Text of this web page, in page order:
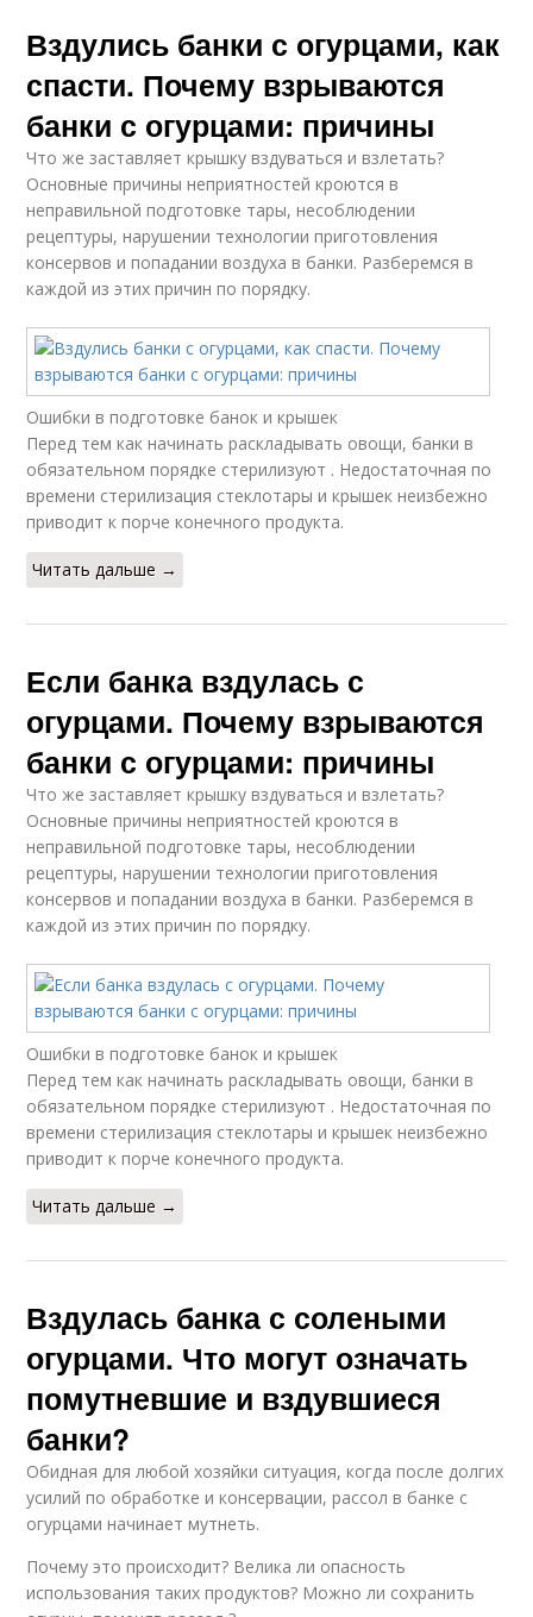
Вздулись банки с огурцами, как
спасти. Почему взрываются
банки с огурцами: причины
Что же заставляет крышку вздуваться и взлетать?
Основные причины неприятностей кроются в
неправильной подготовке тары, несоблюдении
рецептуры, нарушении технологии приготовления
консервов и попадании воздуха в банки. Разберемся в
каждой из этих причин по порядку.
Ошибки в подготовке банок и крышек
Перед тем как начинать раскладывать овощи, банки в
обязательном порядке стерилизуют . Недостаточная по
времени стерилизация стеклотары и крышек неизбежно
приводит к порче конечного продукта.
Читать дальше →
Если банка вздулась с
огурцами. Почему взрываются
банки с огурцами: причины
Что же заставляет крышку вздуваться и взлетать?
Основные причины неприятностей кроются в
неправильной подготовке тары, несоблюдении
рецептуры, нарушении технологии приготовления
консервов и попадании воздуха в банки. Разберемся в
каждой из этих причин по порядку.
Ошибки в подготовке банок и крышек
Перед тем как начинать раскладывать овощи, банки в
обязательном порядке стерилизуют . Недостаточная по
времени стерилизация стеклотары и крышек неизбежно
приводит к порче конечного продукта.
Читать дальше →
Вздулась банка с солеными
огурцами. Что могут означать
помутневшие и вздувшиеся
банки?
Обидная для любой хозяйки ситуация, когда после долгих
усилий по обработке и консервации, рассол в банке с
огурцами начинает мутнеть.
Почему это происходит? Велика ли опасность
использования таких продуктов? Можно ли сохранить